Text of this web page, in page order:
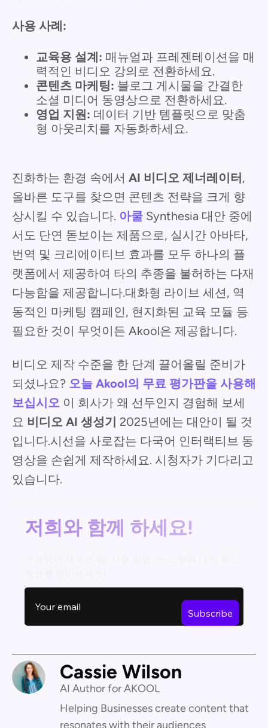
사용 사례:
교육용 설계: 매뉴얼과 프레젠테이션을 매
력적인 비디오 강의로 전환하세요.
콘텐츠 마케팅: 블로그 게시물을 간결한
소셜 미디어 동영상으로 전환하세요.
영업 지원: 데이터 기반 템플릿으로 맞춤
형 아웃리치를 자동화하세요.
진화하는 환경 속에서 AI 비디오 제너레이터,
올바른 도구를 찾으면 콘텐츠 전략을 크게 향
상시킬 수 있습니다. 아쿨 Synthesia 대안 중에
서도 단연 돋보이는 제품으로, 실시간 아바타,
번역 및 크리에이티브 효과를 모두 하나의 플
랫폼에서 제공하여 타의 추종을 불허하는 다재
다능함을 제공합니다.대화형 라이브 세션, 역
동적인 마케팅 캠페인, 현지화된 교육 모듈 등
필요한 것이 무엇이든 Akool은 제공합니다.
비디오 제작 수준을 한 단계 끌어올릴 준비가
되셨나요? 오늘 Akool의 무료 평가판을 사용해
보십시오 이 회사가 왜 선두인지 경험해 보세
요 비디오 AI 생성기 2025년에는 대안이 될 것
입니다.시선을 사로잡는 다국어 인터랙티브 동
영상을 손쉽게 제작하세요. 시청자가 기다리고
있습니다.
저희와 함께 하세요!
Cassie Wilson
AI Author for AKOOL
Helping Businesses create content that
resonates with their audiences